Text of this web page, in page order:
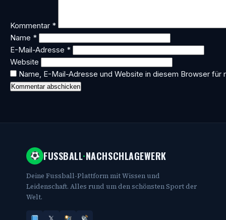
Kommentar *
Name *
E-Mail-Adresse *
Website
Name, E-Mail-Adresse und Website in diesem Browser für
FUSSBALL·NACHSCHLAGEWERK
Deine Fussball-Plattform mit Wissen und
Leidenschaft. Alles rund um den schönsten Sport der
Welt.